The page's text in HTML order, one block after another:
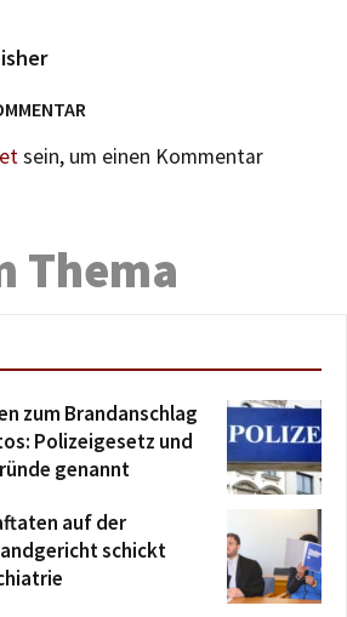
sein, um einen Kommentar
Thema
zum Brandanschlag
Polizeigesetz und
genannt
auf der
schickt